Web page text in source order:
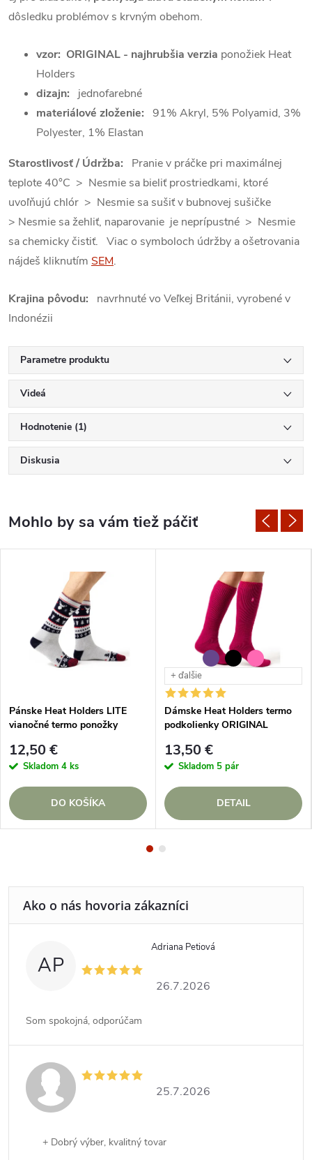
dôsledku problémov s krvným obehom.
vzor: ORIGINAL - najhrubšia verzia ponožiek Heat
Holders
dizajn: jednofarebné
materiálové zloženie: 91% Akryl, 5% Polyamid, 3%
Polyester, 1% Elastan
Starostlivosť / Údržba: Pranie v práčke pri maximálnej
teplote 40°C > Nesmie sa bieliť prostriedkami, ktoré
uvoľňujú chlór > Nesmie sa sušiť v bubnovej sušičke
> Nesmie sa žehliť, naparovanie je neprípustné > Nesmie
sa chemicky čistiť. Viac o symboloch údržby a ošetrovania
nájdeš kliknutím SEM.
Krajina pôvodu: navrhnuté vo Veľkej Británii, vyrobené v
Indonézii
Parametre produktu
Videá
Hodnotenie (1)
Diskusia
Pánske Heat Holders LITE
vianočné termo ponožky
12,50 €
Skladom 4 ks
DO KOŠÍKA
+ ďalšie
Dámske Heat Holders termo
podkolienky ORIGINAL
13,50 €
Skladom 5 pár
DETAIL
AP
Adriana Petiová
26.7.2026
Som spokojná, odporúčam
25.7.2026
+ Dobrý výber, kvalitný tovar